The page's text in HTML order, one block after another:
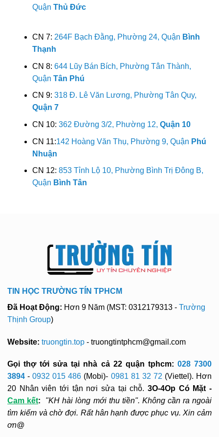
Quận Thủ Đức
CN 7: 264F Bạch Đằng, Phường 24, Quận Bình
Thạnh
CN 8: 644 Lũy Bán Bích, Phường Tân Thành,
Quận Tân Phú
CN 9: 318 Đ. Lê Văn Lương, Phường Tân Quy,
Quận 7
CN 10: 362 Đường 3/2, Phường 12, Quận 10
CN 11:142 Hoàng Văn Thụ, Phường 9, Quận Phú
Nhuận
CN 12: 853 Tỉnh Lộ 10, Phường Bình Trị Đông B,
Quận Bình Tân
TIN HỌC TRƯỜNG TÍN TPHCM
Đã Hoạt Động: Hơn 9 Năm (MST: 0312179313 - Trường
Thịnh Group)
Website: truongtin.top - truongtintphcm@gmail.com
Gọi thợ tới sửa tại nhà cả 22 quận tphcm: 028 7300
3894-0932 015 486 (Mobi)- 0981 81 32 72 (Viettel). Hơn
20 Nhân viên tới tận nơi sửa tại chỗ. 3O-4Op Có Mặt -
Cam kết:
"KH hài lòng mới thu tiền". Không cần ra ngoài
tìm kiếm và chờ đợi. Rất hân hạnh được phục vụ. Xin cảm
ơn@